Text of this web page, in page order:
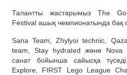
Талантты жастарымыз The
Festival ашық чемпионатында бақ
Sana Team, Zhylyoi technic,
team, Stay hydrated және Nova
санат бойынша сайысқа
Explore, FIRST Lego League